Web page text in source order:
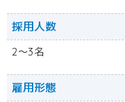
採用人数
2〜3名
雇用形態